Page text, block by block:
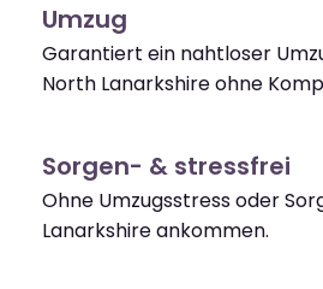
Umzug
Garantiert ein nahtloser
North Lanarkshire ohne
Sorgen- & stressfrei
Ohne Umzugsstress oder
Lanarkshire ankommen.